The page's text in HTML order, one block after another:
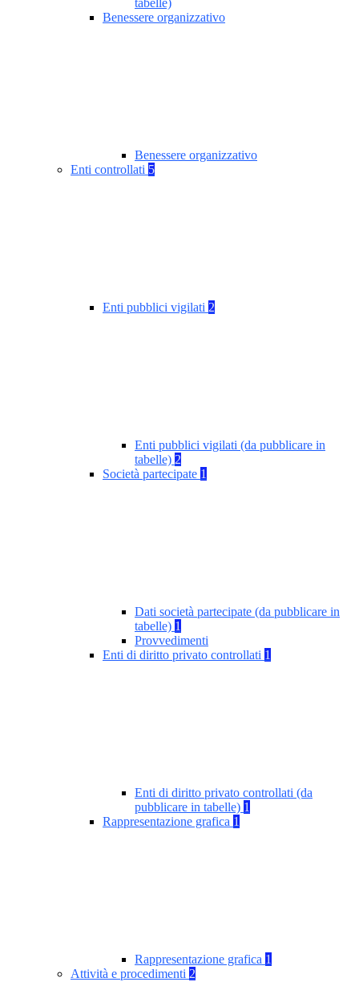
tabelle)
Benessere organizzativo
Benessere organizzativo
Enti controllati 5
Enti pubblici vigilati 2
Enti pubblici vigilati (da pubblicare in
tabelle) 2
Società partecipate 1
Dati società partecipate (da pubblicare in
tabelle) 1
Provvedimenti
Enti di diritto privato controllati 1
Enti di diritto privato controllati (da
pubblicare in tabelle) 1
Rappresentazione grafica 1
Rappresentazione grafica 1
Attività e procedimenti 2